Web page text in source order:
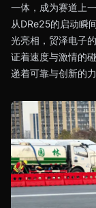
一体，成为赛道上
从DRe25的启动瞬
光亮相，贸泽电子
证着速度与激情的
递着可靠与创新的力